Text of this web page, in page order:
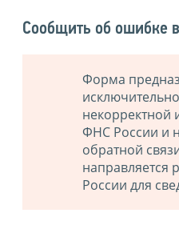
Сообщить об ошибке в
Форма
некорректной
ФНС России и
обратной
направляется
России для